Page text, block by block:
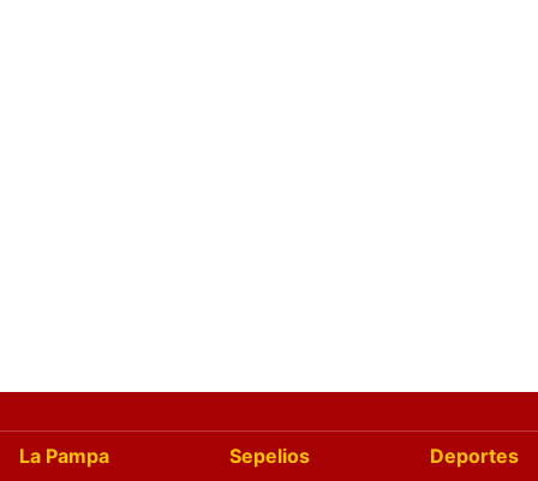
La Pampa Sepelios
Deportes